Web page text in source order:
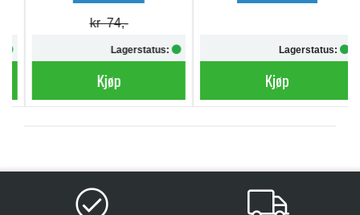
kr 74,-
Lagerstatus:
Kjøp
Lagerstatus:
Kjøp